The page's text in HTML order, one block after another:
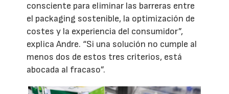
consciente para eliminar las barreras entre
el packaging sostenible, la optimización de
costes y la experiencia del consumidor”,
explica Andre. “Si una solución no cumple al
menos dos de estos tres criterios, está
abocada al fracaso”.